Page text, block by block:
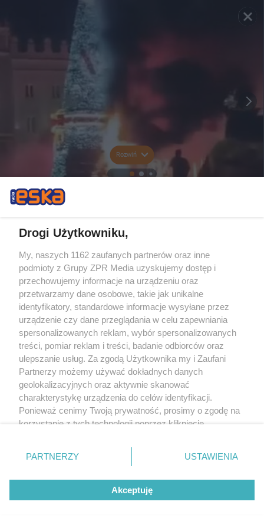
Rozwiń
Drogi Użytkowniku,
My, naszych 1162 zaufanych partnerów oraz inne
podmioty z Grupy ZPR Media uzyskujemy dostęp i
przechowujemy informacje na urządzeniu oraz
przetwarzamy dane osobowe, takie jak unikalne
identyfikatory, standardowe informacje wysyłane przez
urządzenie czy dane przeglądania w celu zapewniania
spersonalizowanych reklam, wybór spersonalizowanych
treści, pomiar reklam i treści, badanie odbiorców oraz
ulepszanie usług. Za zgodą Użytkownika my i Zaufani
Partnerzy możemy używać dokładnych danych
geolokalizacyjnych oraz aktywnie skanować
charakterystykę urządzenia do celów identyfikacji.
Ponieważ cenimy Twoją prywatność, prosimy o zgodę na
korzystanie z tych technologii poprzez kliknięcie
zmienić/wycofać klikając przycisk ustawień prywatności
znajdujący się w lewym dolnym rogu strony
rodzaje przetwarzania danych nie wymagają zgody
użytkownika, ale masz prawo sprzeciwić się takiemu
przetwarzaniu. Preferencje będą miały zastosowanie tylko
PARTNERZY USTAWIENIA
Akceptuję